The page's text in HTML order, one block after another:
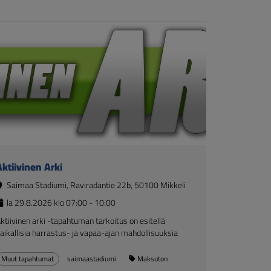
Arki
Saimaa Stadiumi, Raviradantie 22b, 50100 Mikkeli
la 29.8.2026 klo 07:00 - 10:00
arki -tapahtuman tarkoitus on esitellä
harrastus- ja vapaa-ajan mahdollisuuksia
Muut tapahtumat saimaastadiumi Maksuton